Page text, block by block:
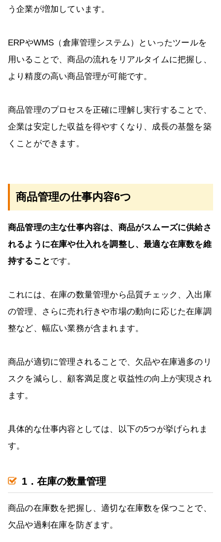
う企業が増加しています。
ERPやWMS（倉庫管理システム）といったツールを
用いることで、商品の流れをリアルタイムに把握し、
より精度の高い商品管理が可能です。
商品管理のプロセスを正確に理解し実行することで、
企業は安定した収益を得やすくなり、成長の基盤を築
くことができます。
商品管理の仕事内容6つ
商品管理の主な仕事内容は、商品がスムーズに供給さ
れるように在庫や仕入れを調整し、最適な在庫数を維
持することです。
これには、在庫の数量管理から品質チェック、入出庫
の管理、さらに売れ行きや市場の動向に応じた在庫調
整など、幅広い業務が含まれます。
商品が適切に管理されることで、欠品や在庫過多のリ
スクを減らし、顧客満足度と収益性の向上が実現され
ます。
具体的な仕事内容としては、以下の5つが挙げられま
す。
1．在庫の数量管理
商品の在庫数を把握し、適切な在庫数を保つことで、
欠品や過剰在庫を防ぎます。